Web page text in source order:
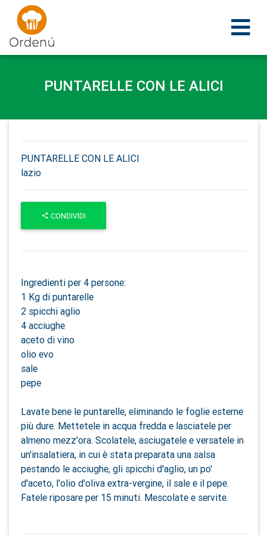
Ordenu
PUNTARELLE CON LE ALICI
PUNTARELLE CON LE ALICI
lazio
CONDIVIDI
Ingredienti per 4 persone:
1 Kg di puntarelle
2 spicchi aglio
4 acciughe
aceto di vino
olio evo
sale
pepe
Lavate bene le puntarelle, eliminando le foglie esterne
più dure. Mettetele in acqua fredda e lasciatele per
almeno mezz'ora. Scolatele, asciugatele e versatele in
un'insalatiera, in cui è stata preparata una salsa
pestando le acciughe, gli spicchi d'aglio, un po'
d'aceto, l'olio d'oliva extra-vergine, il sale e il pepe.
Fatele riposare per 15 minuti. Mescolate e servite.